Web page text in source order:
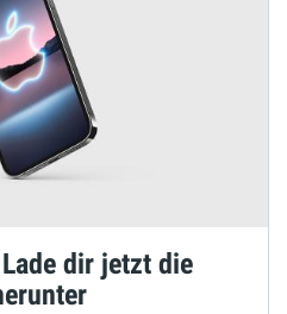
dir jetzt die